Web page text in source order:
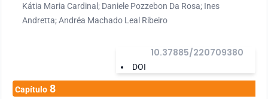
Kátia Maria Cardinal; Daniele Pozzebon Da Rosa; Ines
Andretta; Andréa Machado Leal Ribeiro
DOI
10.37885/220709380
Capítulo 8